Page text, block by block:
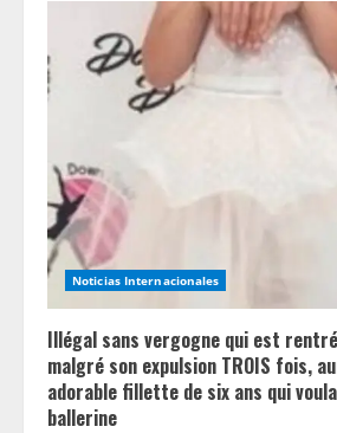
e
R
e
a
d
i
n
g
Noticias Internacionales
Illégal sans vergogne qui est
malgré son expulsion TROIS fois,
adorable fillette de six ans qui
ballerine